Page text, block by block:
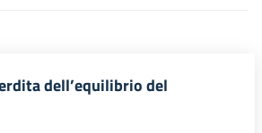
dell’equilibrio del